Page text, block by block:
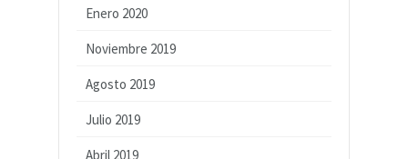
Enero 2020
Noviembre 2019
Agosto 2019
Julio 2019
Abril 2019